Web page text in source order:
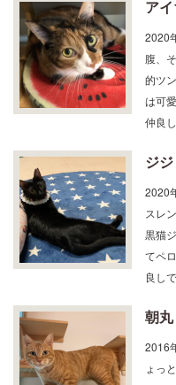
ア
2020
腹、
的ツ
は可
仲良
ジ
2020
スレ
黒猫
てペ
良し
朝
2016
ょっ